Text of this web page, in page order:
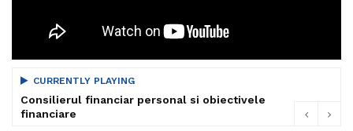
CURRENTLY PLAYING
Consilierul financiar personal si obiectivele
financiare